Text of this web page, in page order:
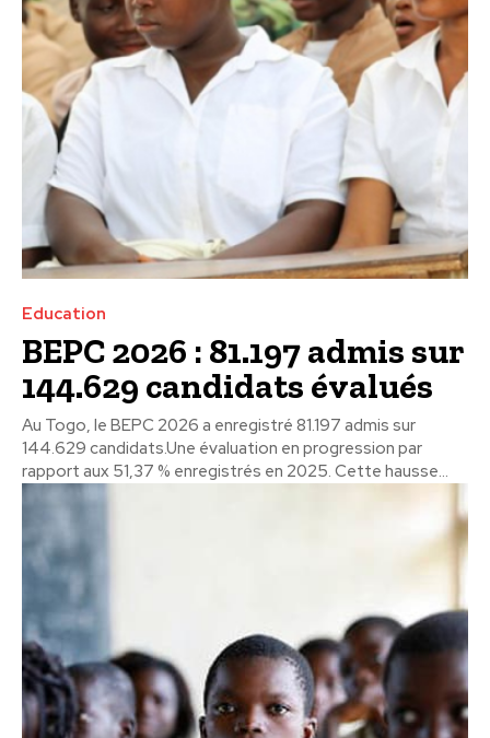
Education
BEPC 2026 : 81.197 admis sur
144.629 candidats évalués
Au Togo, le BEPC 2026 a enregistré 81.197 admis sur
144.629 candidats.Une évaluation en progression par
rapport aux 51,37 % enregistrés en 2025. Cette hausse...